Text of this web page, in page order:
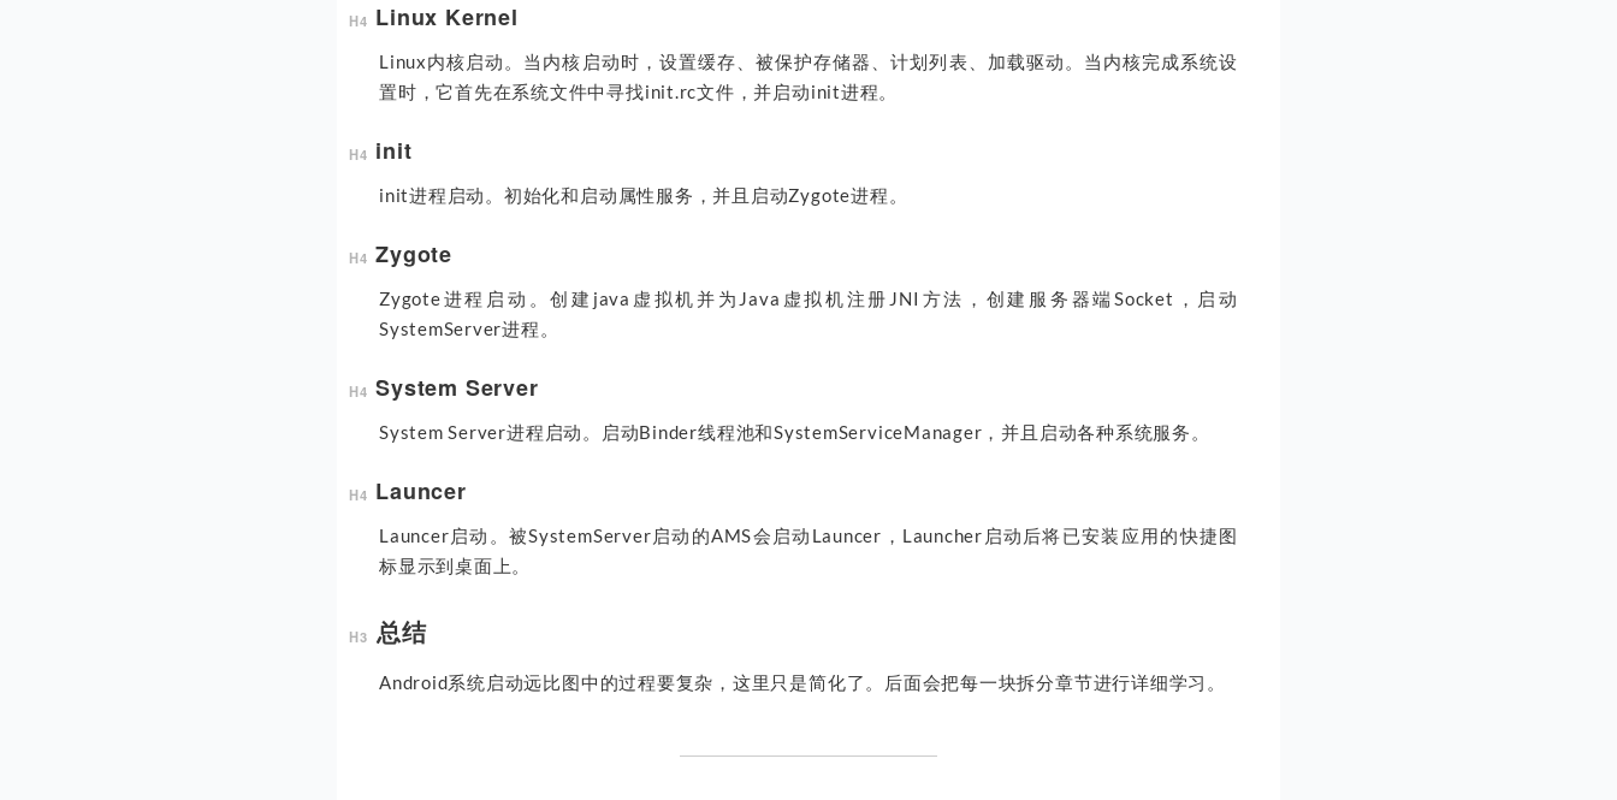
Linux Kernel
Linux内核启动。当内核启动时，设置缓存、被保护存储器、计划列表、加载驱动。当内核完成系统设
置时，它首先在系统文件中寻找init.rc文件，并启动init进程。
init
init进程启动。初始化和启动属性服务，并且启动Zygote进程。
Zygote
Zygote进程启动。创建java虚拟机并为Java虚拟机注册JNI方法，创建服务器端Socket，启动
SystemServer进程。
System Server
System Server进程启动。启动Binder线程池和SystemServiceManager，并且启动各种系统服务。
Launcer
Launcer启动。被SystemServer启动的AMS会启动Launcer，Launcher启动后将已安装应用的快捷图
标显示到桌面上。
总结
Android系统启动远比图中的过程要复杂，这里只是简化了。后面会把每一块拆分章节进行详细学习。